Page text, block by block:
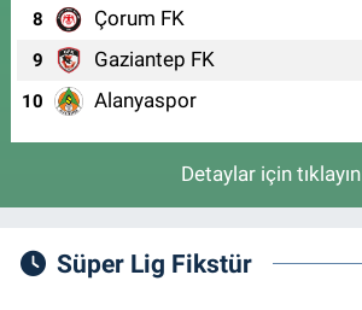
8 Çorum FK
9 Gaziantep FK
10 Alanyaspor
Detaylar için tıklayın
Süper Lig Fikstür